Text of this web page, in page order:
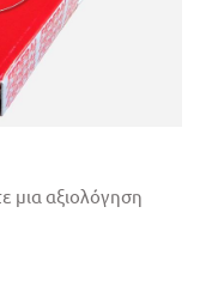
μια αξιολόγηση